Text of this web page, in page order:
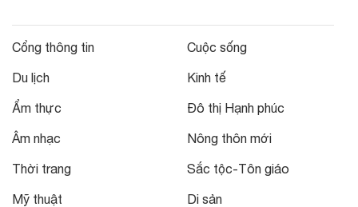
Cổng thông tin
Du lịch
Ẩm thực
Âm nhạc
Thời trang
Mỹ thuật
Cuộc sống
Kinh tế
Đô thị Hạnh phúc
Nông thôn mới
Sắc tộc-Tôn giáo
Di sản